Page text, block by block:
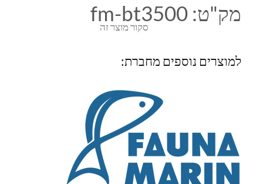
סקור מוצר זה
מק"ט: fm-bt3500
למוצרים נוספים מחברת: